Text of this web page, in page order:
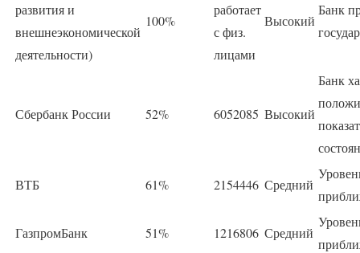
развития и
внешнеэкономической
деятельности)
100%
работает
с физ.
лицами
Высокий
Банк
Сбербанк России 52% 6052085 Высокий
Банк
ВТБ 61% 2154446 Средний
ГазпромБанк 51% 1216806 Средний